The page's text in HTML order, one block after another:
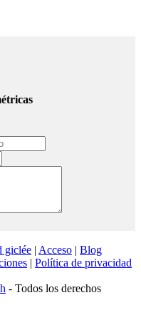
giclée | Acceso | Blog
| Política de privacidad
- Todos los derechos